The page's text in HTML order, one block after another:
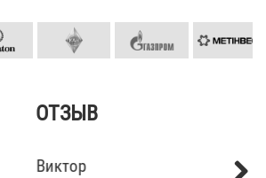
ОТЗЫВ
Кирилл